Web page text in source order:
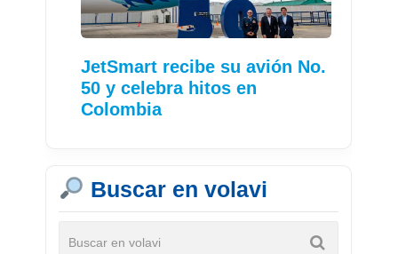
JetSmart recibe su avión No.
50 y celebra hitos en
Colombia
Buscar en volavi